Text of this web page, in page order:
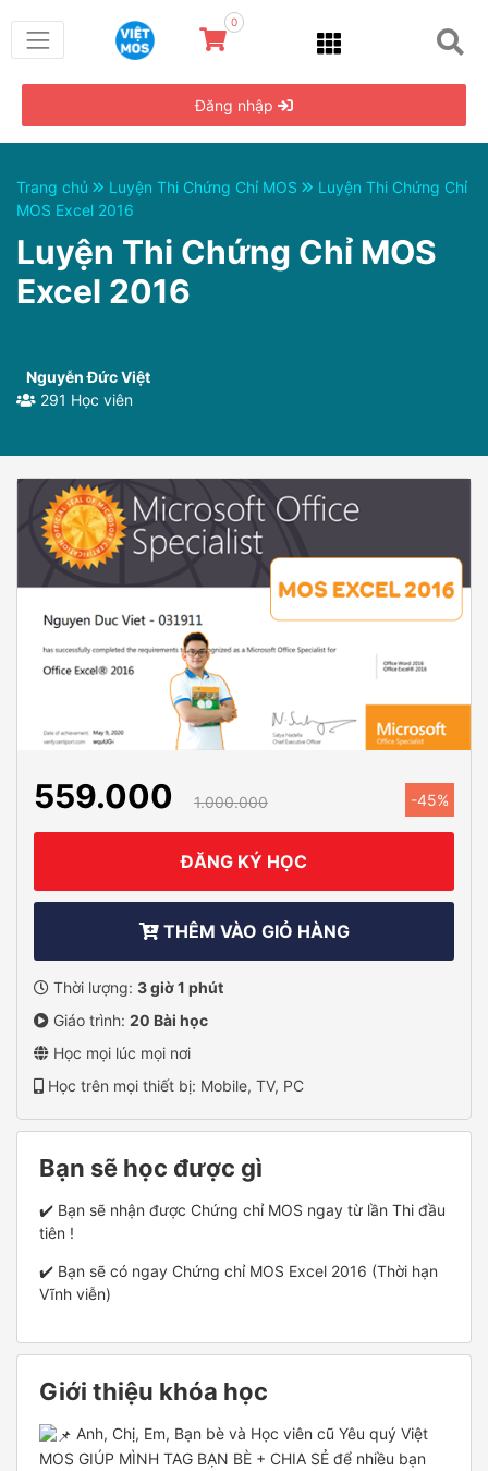
0
Đăng nhập
Trang chủ Luyện Thi Chứng Chỉ MOS
Luyện Thi Chứng Chỉ
MOS Excel 2016
Luyện Thi Chứng Chỉ MOS
Excel 2016
Nguyễn Đức Việt
291 Học viên
559.000 1.000.000 -45%
ĐĂNG KÝ HỌC
THÊM VÀO GIỎ HÀNG
Thời lượng: 3 giờ 1 phút
Giáo trình: 20 Bài học
Học mọi lúc mọi nơi
Học trên mọi thiết bị: Mobile, TV, PC
Bạn sẽ học được gì
✔️ Bạn sẽ nhận được Chứng chỉ MOS ngay từ lần Thi đầu
tiên !
✔️ Bạn sẽ có ngay Chứng chỉ MOS Excel 2016 (Thời hạn
Vĩnh viễn)
Giới thiệu khóa học
Anh, Chị, Em, Bạn bè và Học viên cũ Yêu quý Việt
MOS GIÚP MÌNH TAG BẠN BÈ + CHIA SẺ để nhiều bạn